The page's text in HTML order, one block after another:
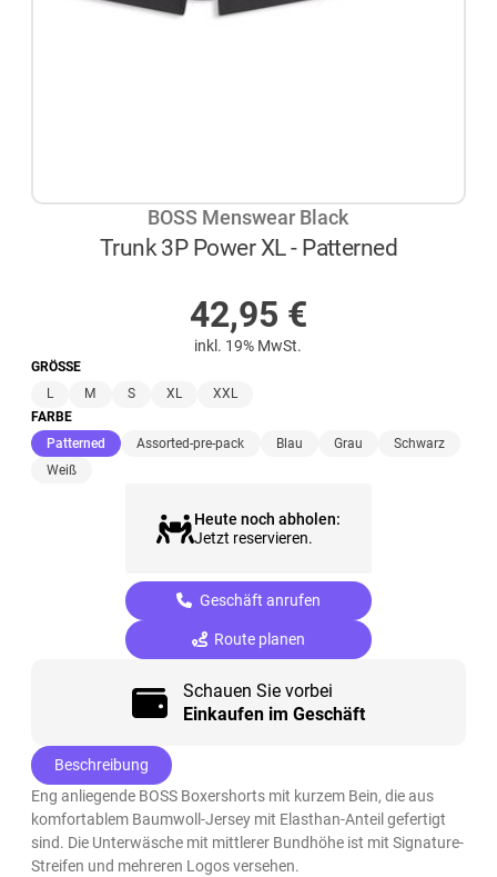
BOSS Menswear Black
Trunk 3P Power XL - Patterned
42,95 €
inkl. 19% MwSt.
GRÖSSE
L
M S XL
XXL
FARBE
Patterned (ausgewählt)
Assorted-pre-pack Blau Grau
Schwarz
Weiß
Heute noch abholen:
Jetzt reservieren.
Geschäft anrufen
Route planen
Schauen Sie vorbei
Einkaufen im Geschäft
Beschreibung
Eng anliegende BOSS Boxershorts mit kurzem Bein, die aus
komfortablem Baumwoll-Jersey mit Elasthan-Anteil gefertigt
sind. Die Unterwäsche mit mittlerer Bundhöhe ist mit Signature-
Streifen und mehreren Logos versehen.